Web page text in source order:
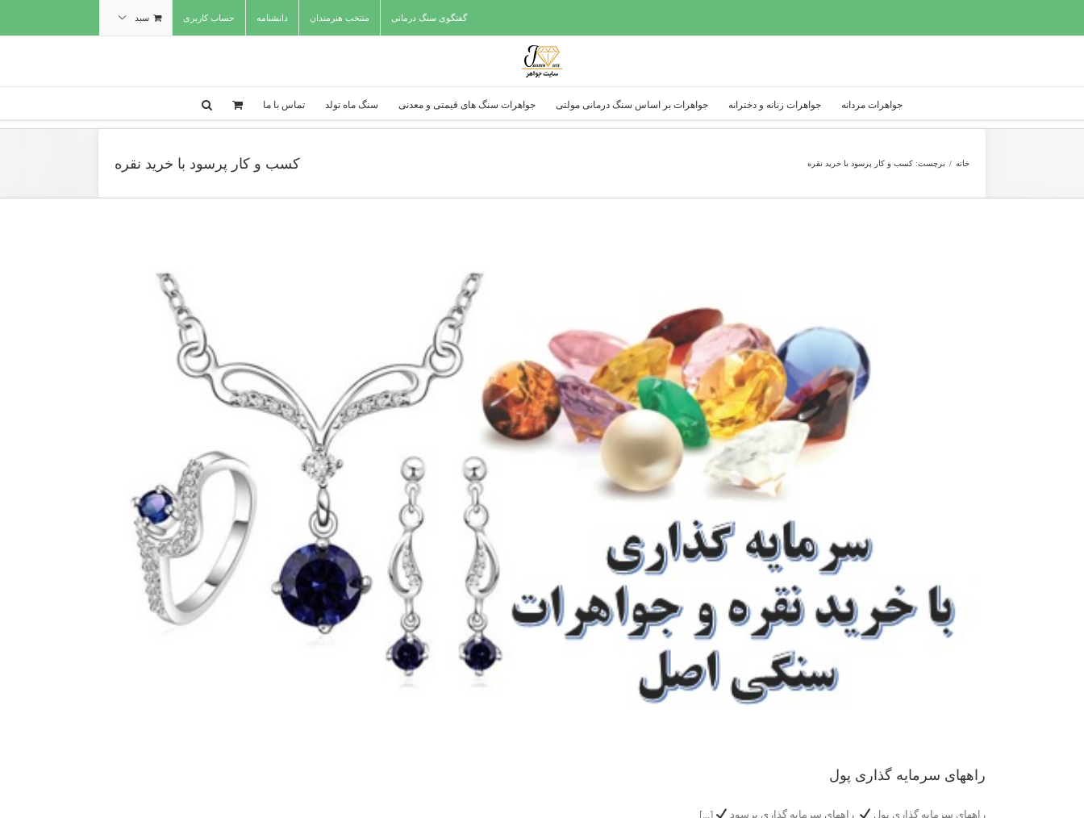
content
گفتگوی سنگ درمانی منتخب هنرمندان دانشنامه حساب کاربری سبد
جواهرات مردانه جواهرات زنانه و دخترانه جواهرات بر اساس سنگ درمانی مولتی جواهرات سنگ های قیمتی و معدنی سنگ ماه تولد تماس با ما
کسب و کار پرسود با خرید نقره خانه / برچست: کسب و کار پرسود با خرید نقره
راههای سرمایه گذاری پول
راههای سرمایه گذاری پول راههای سرمایه گذاری پرسود [...]